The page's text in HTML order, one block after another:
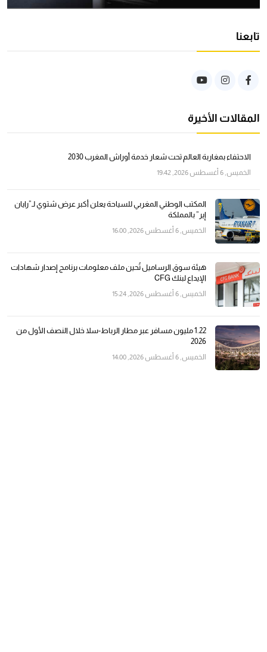
تابعنا
المقالات الأخيرة
الاحتفاء بمغاربة العالم تحت شعار خدمة أوراش المغرب 2030
الخميس, 6 أغسطس 2026, 19:42
المكتب الوطني المغربي للسياحة يعلن أكبر عرض شتوي لـ”رايان
إير” بالمملكة
الخميس, 6 أغسطس 2026, 16:00
هيئة سوق الرساميل تُحين ملف معلومات برنامج إصدار شهادات
الإيداع لبنك CFG
الخميس, 6 أغسطس 2026, 15:24
1.22 مليون مسافر عبر مطار الرباط-سلا خلال النصف الأول من
2026
الخميس, 6 أغسطس 2026, 14:00